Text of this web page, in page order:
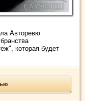
Авторевю
которая будет